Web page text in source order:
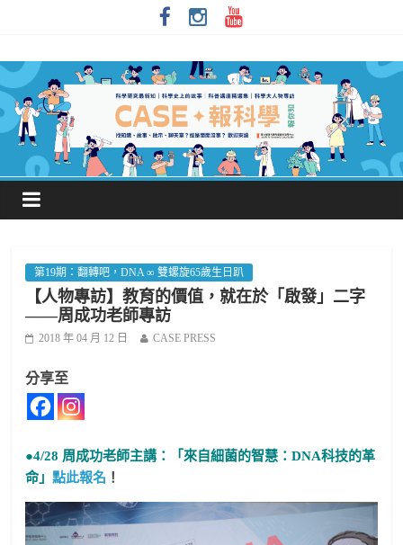
第19期：翻轉吧，DNA ∞ 雙螺旋65歲生日趴
【人物專訪】教育的價值，就在於「啟發」二字
——周成功老師專訪
2018 年 04 月 12 日 CASE PRESS
分享至
●4/28 周成功老師主講：「來自細菌的智慧：DNA科技的革
命」點此報名 ！